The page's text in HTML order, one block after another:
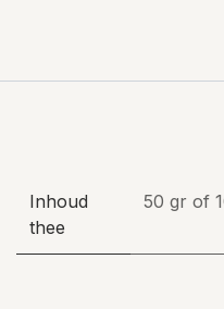
Inhoud
thee
50 gr of